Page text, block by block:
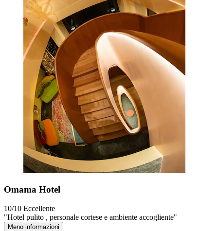
Omama Hotel
10/10 Eccellente
"Hotel pulito , personale cortese e ambiente accogliente"
Meno informazioni